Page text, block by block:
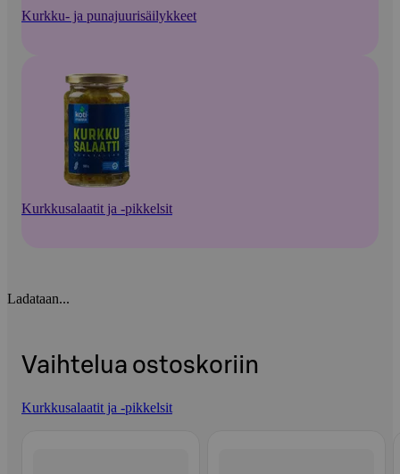
Kurkku- ja punajuurisäilykkeet
Kurkkusalaatit ja -pikkelsit
Ladataan...
Vaihtelua ostoskoriin
Kurkkusalaatit ja -pikkelsit